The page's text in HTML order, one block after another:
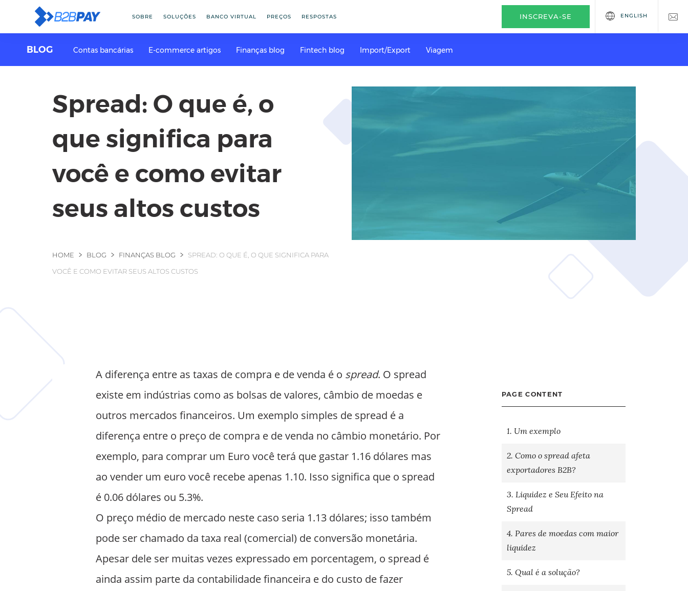
SOBRE SOLUÇÕES BANCO VIRTUAL PREÇOS RESPOSTAS INSCREVA-SE ENGLISH
BLOG Contas bancárias E-commerce artigos Finanças blog Fintech blog Import/Export Viagem
Spread: O que é, o
que significa para
você e como evitar
seus altos custos
Você está aqui
HOME BLOG FINANÇAS BLOG
SPREAD: O QUE É, O QUE SIGNIFICA PARA
VOCÊ E COMO EVITAR SEUS ALTOS CUSTOS
A diferença entre as taxas de compra e de venda é o spread. O spread
existe em indústrias como as bolsas de valores, câmbio de moedas e
outros mercados financeiros. Um exemplo simples de spread é a
diferença entre o preço de compra e de venda no câmbio monetário. Por
exemplo, para comprar um Euro você terá que gastar 1.16 dólares mas
ao vender um euro você recebe apenas 1.10. Isso significa que o spread
é 0.06 dólares ou 5.3%.
O preço médio de mercado neste caso seria 1.13 dólares; isso também
pode ser chamado da taxa real (comercial) de conversão monetária.
Apesar dele ser muitas vezes expressado em porcentagem, o spread é
ainda assim parte da contabilidade financeira e do custo de fazer
PAGE CONTENT
1. Um exemplo
2. Como o spread afeta
exportadores B2B?
3. Liquidez e Seu Efeito na
Spread
4. Pares de moedas com maior
liquidez
5. Qual é a solução?